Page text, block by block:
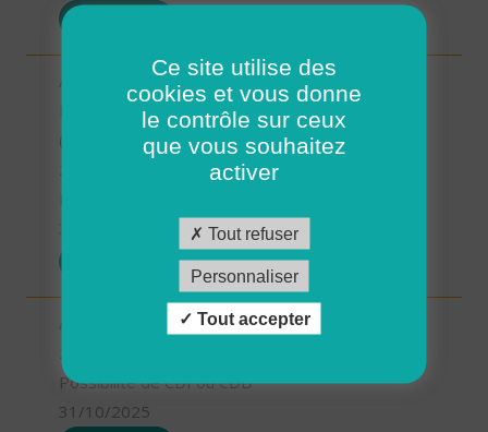
Auxiliaire de vie/ aide à domicile - Plourin, Brélès,
Lanildut, Porspoder, Landunvez - CDI ou CDD
(H/F)
Aide à domicile - CDD ou CDI - St Renan (H/F)
Possibilité de CDI ou CDD
31/10/2025
Ce site utilise des
cookies et vous donne
le contrôle sur ceux
que vous souhaitez
activer
Tout refuser
Personnaliser
Tout accepter